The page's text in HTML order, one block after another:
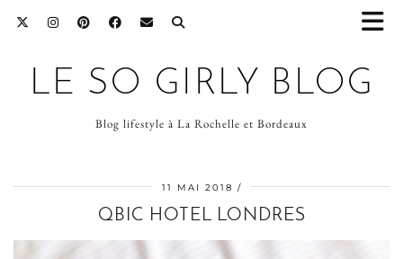
LE SO GIRLY BLOG
Blog lifestyle à La Rochelle et Bordeaux
11 MAI 2018
QBIC HOTEL LONDRES